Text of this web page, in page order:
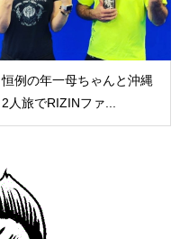
恒例の年一母ちゃんと沖縄
2人旅でRIZINファ...